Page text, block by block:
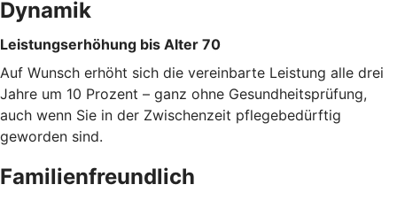
Dynamik
Leistungserhöhung bis Alter 70
Auf Wunsch erhöht sich die vereinbarte Leistung alle drei
Jahre um 10 Prozent – ganz ohne Gesundheitsprüfung,
auch wenn Sie in der Zwischenzeit pflegebedürftig
geworden sind.
Familienfreundlich